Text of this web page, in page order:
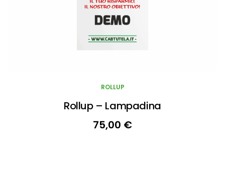
ROLLUP
Rollup – Lampadina
75,00 €